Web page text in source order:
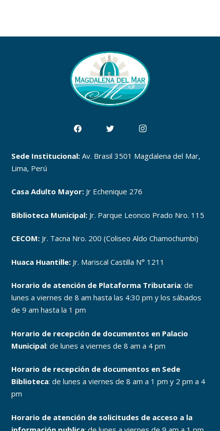
Sede Institucional:Av. Brasil 3501 Magdalena del Mar,
Lima, Perú
Casa Adulto Mayor:Jr Echenique 276
Biblioteca Municipal:Jr. Parque Leoncio Prado Nro. 115
CECOM:Jr. Tacna Nro. 200 (Coliseo Aldo Chamochumbi)
Huaca Huantille: Jr. Mariscal Castilla N° 1211
Horario de atención de Plataforma Tributaria: de
lunes a viernes de 8 am hasta las 4:30 pm y los sábados
de 9 am hasta la 1 pm
Horario de recepción de documentos en Palacio
Municipal: de lunes a viernes de 8 am a 4 pm
Horario de recepción de documentos en Sede
Biblioteca: de lunes a viernes de 8 am a 1 pm y 2 pm a 4
pm
Horario de atención de solicitudes de acceso a la